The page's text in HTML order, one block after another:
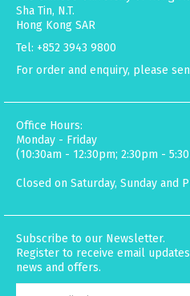
Sha Tin, N.T.
Hong Kong SAR
Tel: +852 3943 9800
For order and enquiry, please
Office Hours:
Monday - Friday
(10:30am - 12:30pm; 2:30pm -
Closed on Saturday, Sunday and
Subscribe to our Newsletter.
Register to receive email
news and offers.